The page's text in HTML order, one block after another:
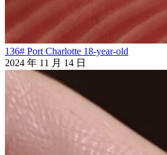
136# Port Charlotte 18-year-old
2024 年 11 月 14 日